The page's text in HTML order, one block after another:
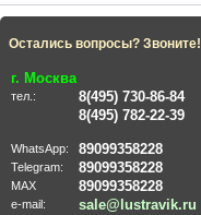
Остались вопросы? Звоните!
г. Москва
тел.:
8(495) 730-86-84
8(495) 782-22-39
WhatsApp: 89099358228
Telegram: 89099358228
MAX 89099358228
e-mail: sale@lustravik.ru